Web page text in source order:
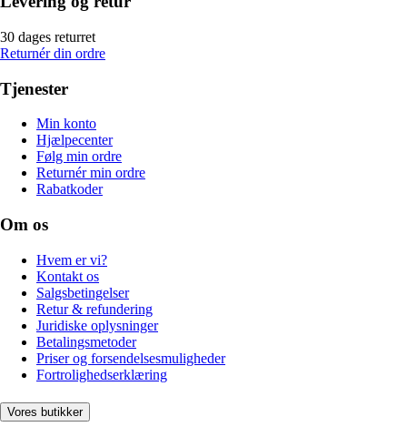
30 dages returret
Returnér din ordre
Tjenester
Min konto
Hjælpecenter
Følg min ordre
Returnér min ordre
Rabatkoder
Om os
Hvem er vi?
Kontakt os
Salgsbetingelser
Retur & refundering
Juridiske oplysninger
Betalingsmetoder
Priser og forsendelsesmuligheder
Fortrolighedserklæring
Vores butikker